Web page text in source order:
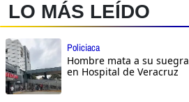
LO MÁS LEÍDO
Policiaca
Hombre mata a su suegra
en Hospital de Veracruz